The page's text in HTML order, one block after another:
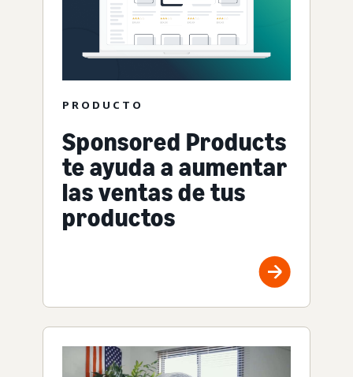
PRODUCTO
Sponsored Products
te ayuda a aumentar
las ventas de tus
productos